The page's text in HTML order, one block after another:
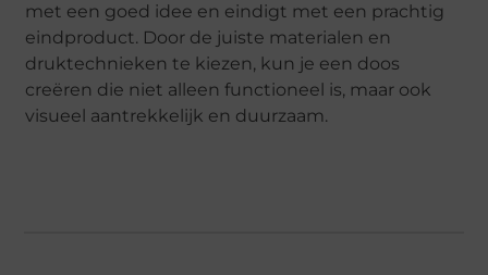
met een goed idee en eindigt met een prachtig
eindproduct. Door de juiste materialen en
druktechnieken te kiezen, kun je een doos
creëren die niet alleen functioneel is, maar ook
visueel aantrekkelijk en duurzaam.